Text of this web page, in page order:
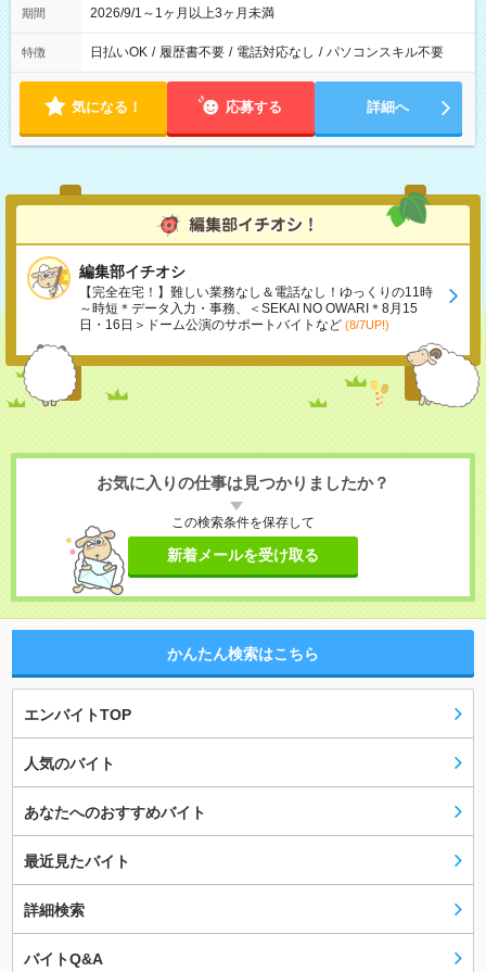
期間 2026/9/1～1ヶ月以上3ヶ月未満
特徴 日払いOK / 履歴書不要 / 電話対応なし / パソコンスキル不要
気になる！ 応募する 詳細へ
編集部イチオシ
【完全在宅！】難しい業務なし＆電話なし！ゆっくりの11時
～時短＊データ入力・事務、＜SEKAI NO OWARI＊8月15
日・16日＞ドーム公演のサポートバイトなど (8/7UP!)
お気に入りの仕事は見つかりましたか？
この検索条件を保存して
新着メールを受け取る
かんたん検索はこちら
エンバイトTOP
人気のバイト
あなたへのおすすめバイト
最近見たバイト
詳細検索
バイトQ&A